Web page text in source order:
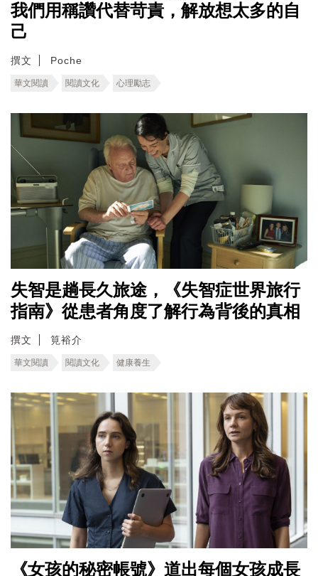
我們用稱讚代替苛責，解放想太多的自
己
撰文 Poche
華文閱讀 閱讀文化 心理勵志
失智是趟長久旅途，《失智症世界旅行
指南》從患者角度了解行為背後的真相
撰文 筧裕介
華文閱讀 閱讀文化 健康養生
《女孩的秘密帳號》道出每個女孩成長